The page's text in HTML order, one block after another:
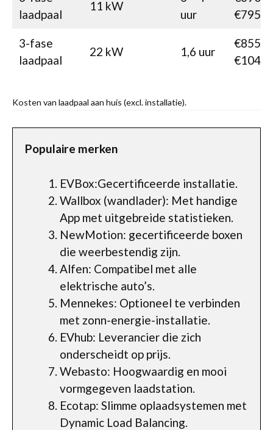
laadpaal
11 kW
uur
€795
3-fase
laadpaal
22 kW 1,6 uur
€855-
€1040
Kosten van laadpaal aan huis (excl. installatie).
Populaire merken
EVBox:Gecertificeerde installatie.
Wallbox (wandlader): Met handige
App met uitgebreide statistieken.
NewMotion: gecertificeerde boxen
die weerbestendig zijn.
Alfen: Compatibel met alle
elektrische auto’s.
Mennekes: Optioneel te verbinden
met zonn-energie-installatie.
EVhub: Leverancier die zich
onderscheidt op prijs.
Webasto: Hoogwaardig en mooi
vormgegeven laadstation.
Ecotap: Slimme oplaadsystemen met
Dynamic Load Balancing.